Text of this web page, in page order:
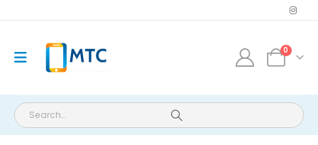
0